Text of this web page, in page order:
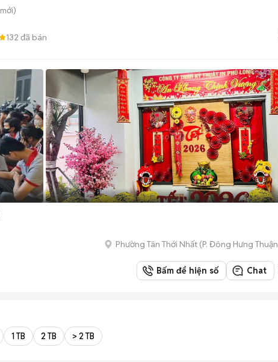
mới)
132 đã bán
Phường Tân Thới Nhất (P. Đông Hưng Thuận
Bấm để hiện số Chat
1 TB 2 TB > 2 TB